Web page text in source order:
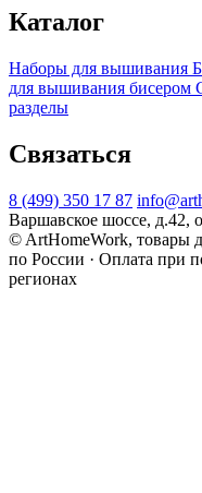
Каталог
Наборы для вышивания
для вышивания бисером
разделы
Связаться
8 (499) 350 17 87
Варшавское шоссе, д.42,
© ArtHomeWork, товары
по России · Оплата при
регионах